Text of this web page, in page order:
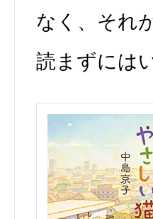
なく、それ
読まずには